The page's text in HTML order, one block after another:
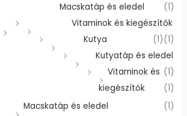
Macskatáp és eledel
(1)
Vitaminok és kiegészítők
(1)
Kutya
(1)
Kutyatáp és eledel
(1)
Vitaminok és
kiegészítők
(1)
Macskatáp és eledel
(1)